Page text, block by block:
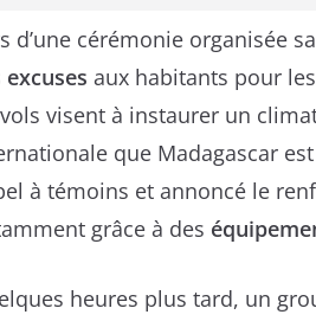
d’une cérémonie organisée
excuses aux habitants pour
visent à instaurer un
que Madagascar
à témoins et annoncé le
grâce à des
heures plus tard, un